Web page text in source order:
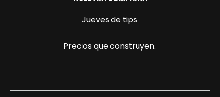
Jueves de tips
Precios que construyen.